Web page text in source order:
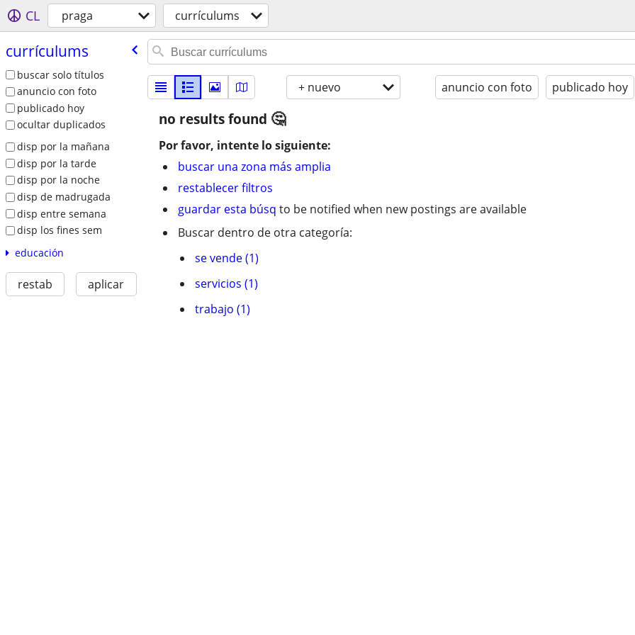
CL praga currí­culums
currí­culums
buscar solo títulos
anuncio con foto
publicado hoy
ocultar duplicados
disp por la mañana
disp por la tarde
disp por la noche
disp de madrugada
disp entre semana
disp los fines sem
educación
restab aplicar
+ nuevo anuncio con foto publicado hoy
no results found
Por favor, intente lo siguiente:
buscar una zona más amplia
restablecer filtros
guardar esta búsq to be notified when new postings are available
Buscar dentro de otra categoría:
se vende (1)
servicios (1)
trabajo (1)